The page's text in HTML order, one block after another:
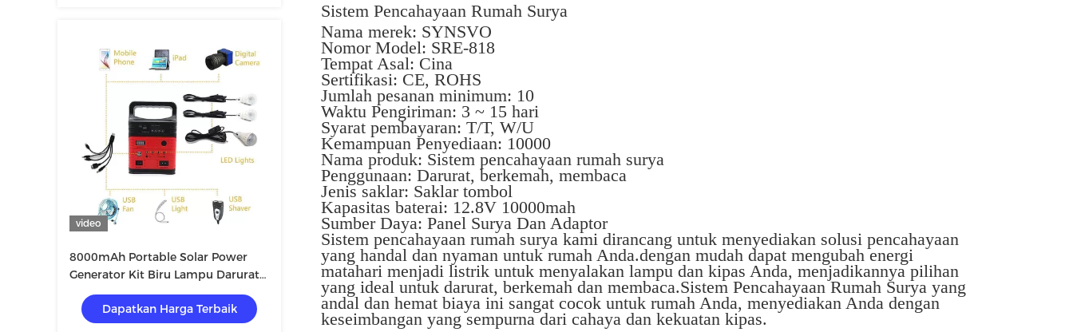
video
8000mAh Portable Solar Power
Generator Kit Biru Lampu Darurat
Surya Dengan Panel Surya 10w 6v
Dapatkan Harga Terbaik
Sistem Pencahayaan Rumah Surya
Nama merek: SYNSVO
Nomor Model: SRE-818
Tempat Asal: Cina
Sertifikasi: CE, ROHS
Jumlah pesanan minimum: 10
Waktu Pengiriman: 3 ~ 15 hari
Syarat pembayaran: T/T, W/U
Kemampuan Penyediaan: 10000
Nama produk: Sistem pencahayaan rumah surya
Penggunaan: Darurat, berkemah, membaca
Jenis saklar: Saklar tombol
Kapasitas baterai: 12.8V 10000mah
Sumber Daya: Panel Surya Dan Adaptor
Sistem pencahayaan rumah surya kami dirancang untuk menyediakan solusi pencahayaan
yang handal dan nyaman untuk rumah Anda.dengan mudah dapat mengubah energi
matahari menjadi listrik untuk menyalakan lampu dan kipas Anda, menjadikannya pilihan
yang ideal untuk darurat, berkemah dan membaca.Sistem Pencahayaan Rumah Surya yang
andal dan hemat biaya ini sangat cocok untuk rumah Anda, menyediakan Anda dengan
keseimbangan yang sempurna dari cahaya dan kekuatan kipas.